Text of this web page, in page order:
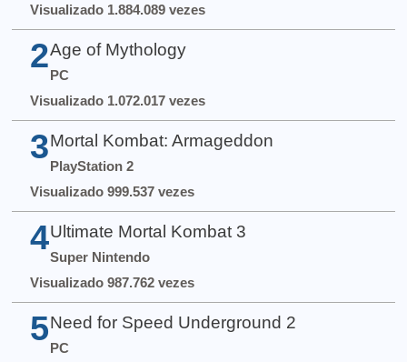
Visualizado 1.884.089 vezes
2 Age of Mythology
PC
Visualizado 1.072.017 vezes
3 Mortal Kombat: Armageddon
PlayStation 2
Visualizado 999.537 vezes
4 Ultimate Mortal Kombat 3
Super Nintendo
Visualizado 987.762 vezes
5 Need for Speed Underground 2
PC